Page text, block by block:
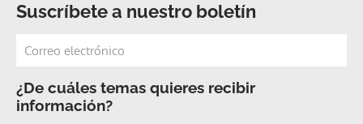
Suscríbete a nuestro boletín
¿De cuáles temas quieres recibir
información?